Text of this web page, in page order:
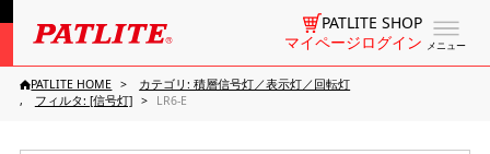
メニュー
PATLITE SHOP
マイページログイン
PATLITE HOME
カテゴリ: 積層信号灯／表示灯／回転灯
フィルタ: [信号灯]
LR6-E